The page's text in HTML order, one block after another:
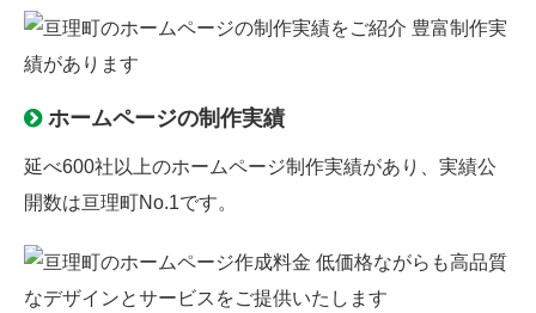
ホームページの制作実績
延べ600社以上のホームページ制作実績があり、実績公
開数は亘理町No.1です。